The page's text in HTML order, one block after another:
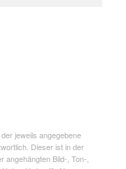
jeweils angegebene
Dieser ist in der
angehängten Bild-, Ton-,